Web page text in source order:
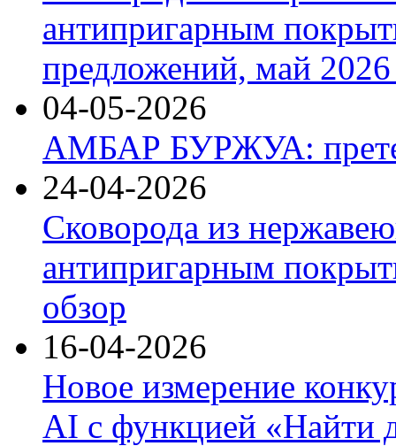
антипригарным
предложений, май 2026
04-05-2026
АМБАР БУРЖУА:
24-04-2026
Сковорода из
антипригарным
обзор
16-04-2026
Новое измерение
AI с функцией «Найти